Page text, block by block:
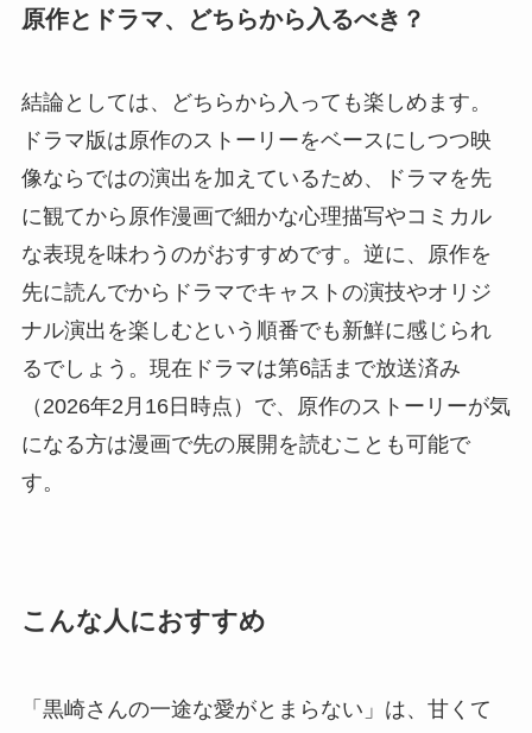
原作とドラマ、どちらから入るべき？
結論としては、どちらから入っても楽しめます。
ドラマ版は原作のストーリーをベースにしつつ映
像ならではの演出を加えているため、ドラマを先
に観てから原作漫画で細かな心理描写やコミカル
な表現を味わうのがおすすめです。逆に、原作を
先に読んでからドラマでキャストの演技やオリジ
ナル演出を楽しむという順番でも新鮮に感じられ
るでしょう。現在ドラマは第6話まで放送済み
（2026年2月16日時点）で、原作のストーリーが気
になる方は漫画で先の展開を読むことも可能で
す。
こんな人におすすめ
「黒崎さんの一途な愛がとまらない」は、甘くて